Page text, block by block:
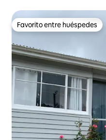
Favorito entre huéspedes
Favorito entre huéspedes